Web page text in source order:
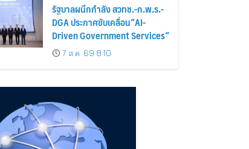
รัฐบาลผนึกกำลัง สวทช.-ก.พ.ร.-
DGA ประกาศขับเคลื่อน“AI-
Driven Government Services”
7 ส.ค. 69 8:10